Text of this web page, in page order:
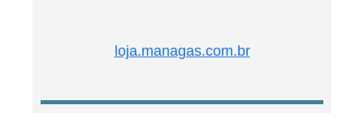
loja.managas.com.br